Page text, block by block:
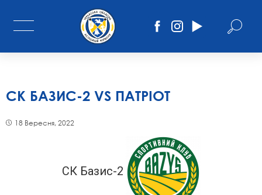
СК БАЗИС-2 VS ПАТРІОТ
18 Вересня, 2022
СК Базис-2